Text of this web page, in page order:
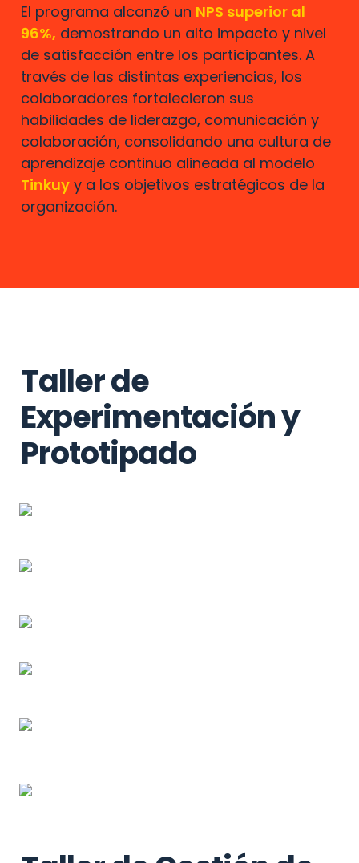
El programa alcanzó un NPS superior al
96%, demostrando un alto impacto y nivel
de satisfacción entre los participantes. A
través de las distintas experiencias, los
colaboradores fortalecieron sus
habilidades de liderazgo, comunicación y
colaboración, consolidando una cultura de
Tinkuy y a los objetivos estratégicos de la
organización.
Taller de
Experimentación y
Prototipado